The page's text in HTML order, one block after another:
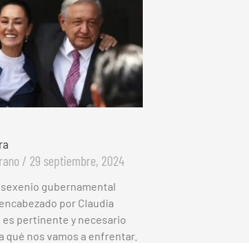
29 septiembre, 2024
gubernamental
por Claudia
es pertinente y necesario
qué nos vamos a enfrentar.